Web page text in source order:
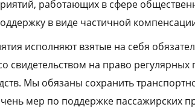
работающих в сфере
в виде частичной
исполняют взятые на себя
свидетельством на право регулярных
Мы обязаны сохранить
мер по поддержке пассажирских